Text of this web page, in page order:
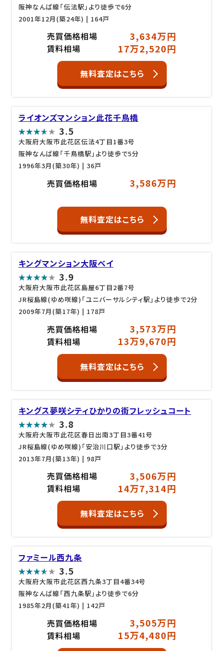
阪神なんば線「伝法駅」より徒歩で6分
2001年12月(築24年) | 164戸
売買価格相場 3,634万円
賃料相場 17万2,520円
無料査定はこちら
ライオンズマンション此花千鳥橋
3.5
大阪府大阪市此花区伝法4丁目1番3号
阪神なんば線「千鳥橋駅」より徒歩で5分
1996年3月(築30年) | 36戸
売買価格相場 3,586万円
無料査定はこちら
キングマンション大阪ベイ
3.9
大阪府大阪市此花区島屋6丁目2番7号
JR桜島線(ゆめ咲線)「ユニバーサルシティ駅」より徒歩で2分
2009年7月(築17年) | 178戸
売買価格相場 3,573万円
賃料相場 13万9,670円
無料査定はこちら
キングス夢咲シティひかりの街フレッシュコート
3.8
大阪府大阪市此花区春日出南3丁目3番41号
JR桜島線(ゆめ咲線)「安治川口駅」より徒歩で3分
2013年7月(築13年) | 98戸
売買価格相場 3,506万円
賃料相場 14万7,314円
無料査定はこちら
ファミール西九条
3.5
大阪府大阪市此花区西九条3丁目4番34号
阪神なんば線「西九条駅」より徒歩で6分
1985年2月(築41年) | 142戸
売買価格相場 3,505万円
賃料相場 15万4,480円